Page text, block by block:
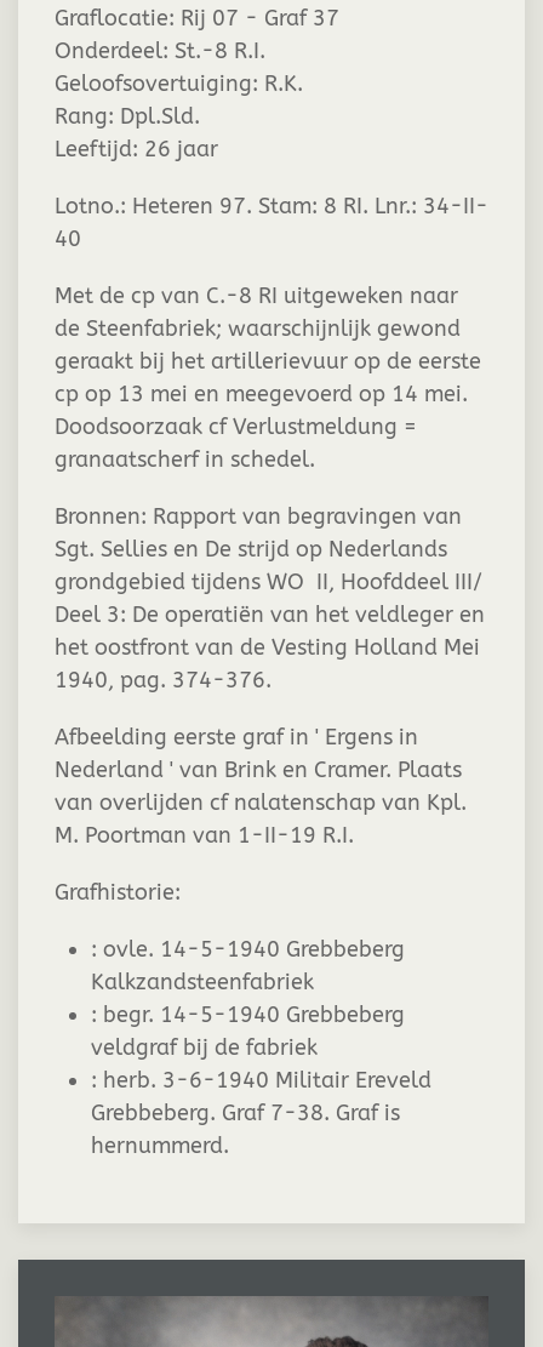
Graflocatie: Rij 07 - Graf 37
Onderdeel: St.-8 R.I.
Geloofsovertuiging: R.K.
Rang: Dpl.Sld.
Leeftijd: 26 jaar
Lotno.: Heteren 97. Stam: 8 RI. Lnr.: 34-II-
40
Met de cp van C.-8 RI uitgeweken naar
de Steenfabriek; waarschijnlijk gewond
geraakt bij het artillerievuur op de eerste
cp op 13 mei en meegevoerd op 14 mei.
Doodsoorzaak cf Verlustmeldung =
granaatscherf in schedel.
Bronnen: Rapport van begravingen van
Sgt. Sellies en De strijd op Nederlands
grondgebied tijdens WO II, Hoofddeel III/
Deel 3: De operatiën van het veldleger en
het oostfront van de Vesting Holland Mei
1940, pag. 374-376.
Afbeelding eerste graf in ' Ergens in
Nederland ' van Brink en Cramer. Plaats
van overlijden cf nalatenschap van Kpl.
M. Poortman van 1-II-19 R.I.
Grafhistorie:
: ovle. 14-5-1940 Grebbeberg
Kalkzandsteenfabriek
: begr. 14-5-1940 Grebbeberg
veldgraf bij de fabriek
: herb. 3-6-1940 Militair Ereveld
Grebbeberg. Graf 7-38. Graf is
hernummerd.